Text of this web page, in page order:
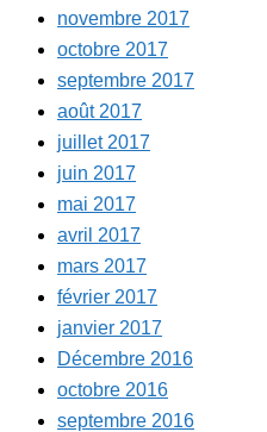
novembre 2017
octobre 2017
septembre 2017
août 2017
juillet 2017
juin 2017
mai 2017
avril 2017
mars 2017
février 2017
janvier 2017
Décembre 2016
octobre 2016
septembre 2016